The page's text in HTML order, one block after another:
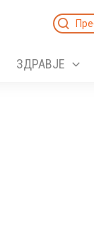
Search
ЗДРАВЈЕ